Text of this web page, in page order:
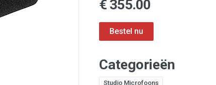
€ 355.00
Categorieën
Studio Microfoons